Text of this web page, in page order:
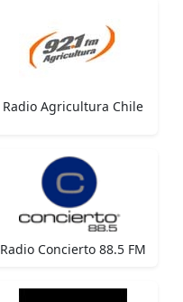
Radio Agricultura Chile
Radio Concierto 88.5 FM